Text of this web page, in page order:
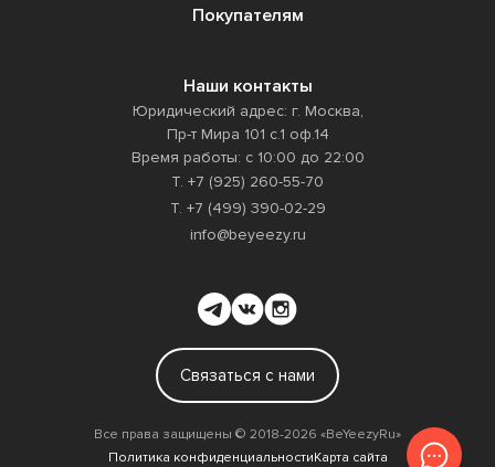
Покупателям
Наши контакты
Юридический адрес: г. Москва,
Пр-т Мира 101 с.1 оф.14
Время работы: с 10:00 до 22:00
Т. +7 (925) 260-55-70
Т. +7 (499) 390-02-29
info@beyeezy.ru
Связаться с нами
Все права защищены ©️ 2018-2026 «BeYeezyRu»
Политика конфиденциальностиКарта сайта